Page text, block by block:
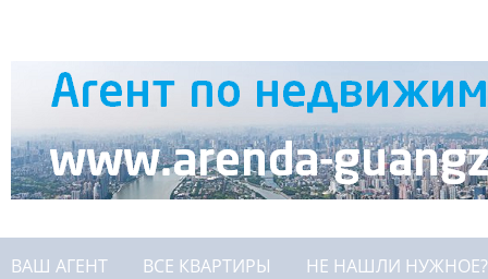
ВАШ АГЕНТ ВСЕ КВАРТИРЫ НЕ НАШЛИ НУЖНОЕ?